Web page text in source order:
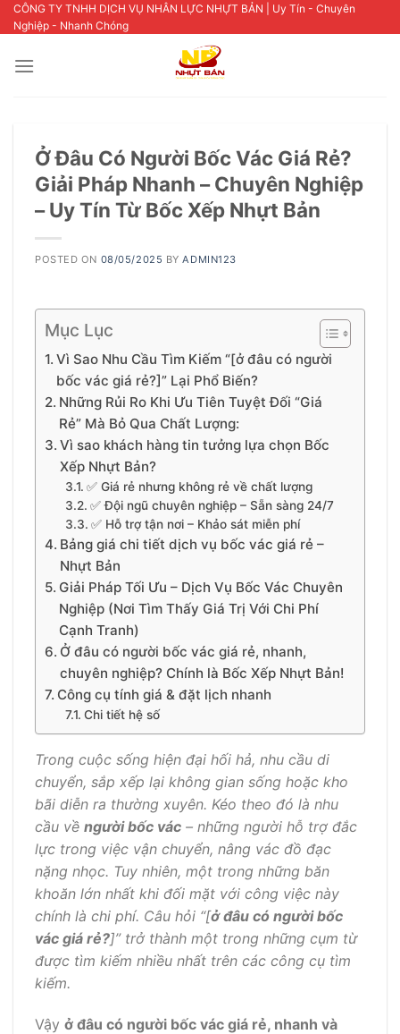
Skip
to
CÔNG TY TNHH DỊCH VỤ NHÂN LỰC NHỰT BẢN | Uy Tín - Chuyên
Nghiệp - Nhanh Chóng
Ở Đâu Có Người Bốc Vác Giá Rẻ?
Giải Pháp Nhanh – Chuyên Nghiệp
– Uy Tín Từ Bốc Xếp Nhựt Bản
POSTED ON 08/05/2025 BYADMIN123
Mục Lục
Vì Sao Nhu Cầu Tìm Kiếm “[ở đâu có người
bốc vác giá rẻ?]” Lại Phổ Biến?
Những Rủi Ro Khi Ưu Tiên Tuyệt Đối “Giá
Rẻ” Mà Bỏ Qua Chất Lượng:
Vì sao khách hàng tin tưởng lựa chọn Bốc
Xếp Nhựt Bản?
✅ Giá rẻ nhưng không rẻ về chất lượng
✅ Đội ngũ chuyên nghiệp – Sẵn sàng 24/7
✅ Hỗ trợ tận nơi – Khảo sát miễn phí
Bảng giá chi tiết dịch vụ bốc vác giá rẻ –
Nhựt Bản
Giải Pháp Tối Ưu – Dịch Vụ Bốc Vác Chuyên
Nghiệp (Nơi Tìm Thấy Giá Trị Với Chi Phí
Cạnh Tranh)
Ở đâu có người bốc vác giá rẻ, nhanh,
chuyên nghiệp? Chính là Bốc Xếp Nhựt Bản!
Công cụ tính giá & đặt lịch nhanh
Chi tiết hệ số
Trong cuộc sống hiện đại hối hả, nhu cầu di
chuyển, sắp xếp lại không gian sống hoặc kho
bãi diễn ra thường xuyên. Kéo theo đó là nhu
cầu về người bốc vác – những người hỗ trợ đắc
lực trong việc vận chuyển, nâng vác đồ đạc
nặng nhọc. Tuy nhiên, một trong những băn
khoăn lớn nhất khi đối mặt với công việc này
chính là chi phí. Câu hỏi “[ở đâu có người bốc
vác giá rẻ?]” trở thành một trong những cụm từ
được tìm kiếm nhiều nhất trên các công cụ tìm
kiếm.
Vậy ở đâu có người bốc vác giá rẻ, nhanh và